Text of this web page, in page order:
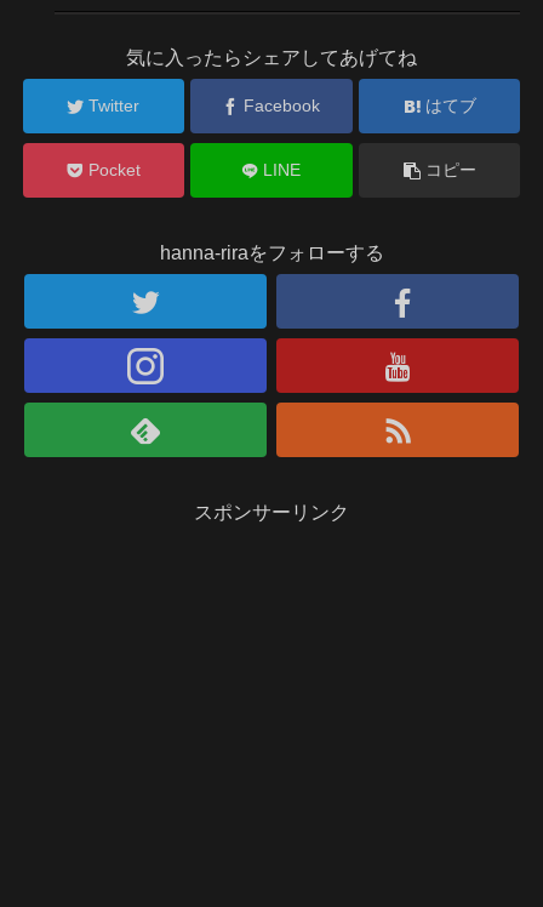
気に入ったらシェアしてあげてね
Twitter Facebook はてブ
Pocket LINE コピー
hanna-riraをフォローする
スポンサーリンク